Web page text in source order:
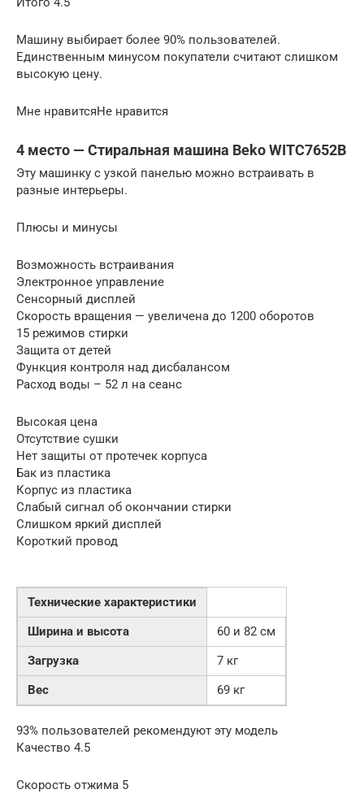
Машину выбирает более 90% пользователей.
Единственным минусом покупатели считают слишком
высокую цену.
Мне нравитсяНе нравится
4 место — Стиральная машина Beko WITC7652B
Эту машинку с узкой панелью можно встраивать в
разные интерьеры.
Плюсы и минусы
Возможность встраивания
Электронное управление
Сенсорный дисплей
Скорость вращения — увеличена до 1200 оборотов
15 режимов стирки
Защита от детей
Функция контроля над дисбалансом
Расход воды – 52 л на сеанс
Высокая цена
Отсутствие сушки
Нет защиты от протечек корпуса
Бак из пластика
Корпус из пластика
Слабый сигнал об окончании стирки
Слишком яркий дисплей
Короткий провод
Технические характеристики
Ширина и высота
60 и 82 см
Загрузка
7 кг
Вес
69 кг
93% пользователей рекомендуют эту модель
Качество 4.5
Скорость отжима 5